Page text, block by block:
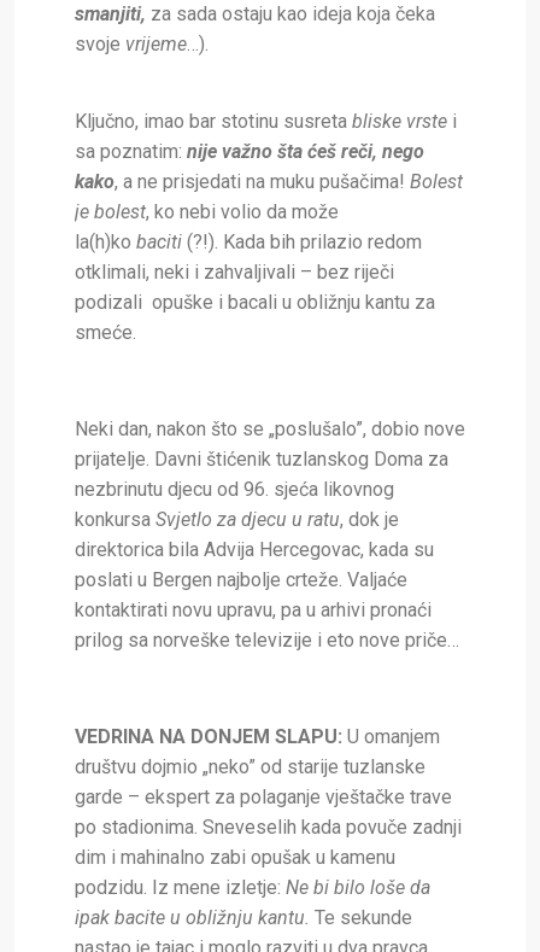
smanjiti, za sada ostaju kao ideja koja čeka
svoje vrijeme …).
Ključno, imao bar stotinu susreta bliske vrste i
sa poznatim: nije važno šta ćeš reči, nego
kako, a ne prisjedati na muku pušačima! Bolest
je bolest, ko nebi volio da može
la(h)ko baciti (?!). Kada bih prilazio redom
otklimali, neki i zahvaljivali – bez riječi
podizali opuške i bacali u obližnju kantu za
smeće.
Neki dan, nakon što se „poslušalo”, dobio nove
prijatelje. Davni štićenik tuzlanskog Doma za
nezbrinutu djecu od 96. sjeća likovnog
konkursa Svjetlo za djecu u ratu, dok je
direktorica bila Advija Hercegovac, kada su
poslati u Bergen najbolje crteže. Valjaće
kontaktirati novu upravu, pa u arhivi pronaći
prilog sa norveške televizije i eto nove priče…
VEDRINA NA DONJEM SLAPU: U omanjem
društvu dojmio „neko” od starije tuzlanske
garde – ekspert za polaganje vještačke trave
po stadionima. Sneveselih kada povuče zadnji
dim i mahinalno zabi opušak u kamenu
podzidu. Iz mene izletje: Ne bi bilo loše da
ipak bacite u obližnju kantu. Te sekunde